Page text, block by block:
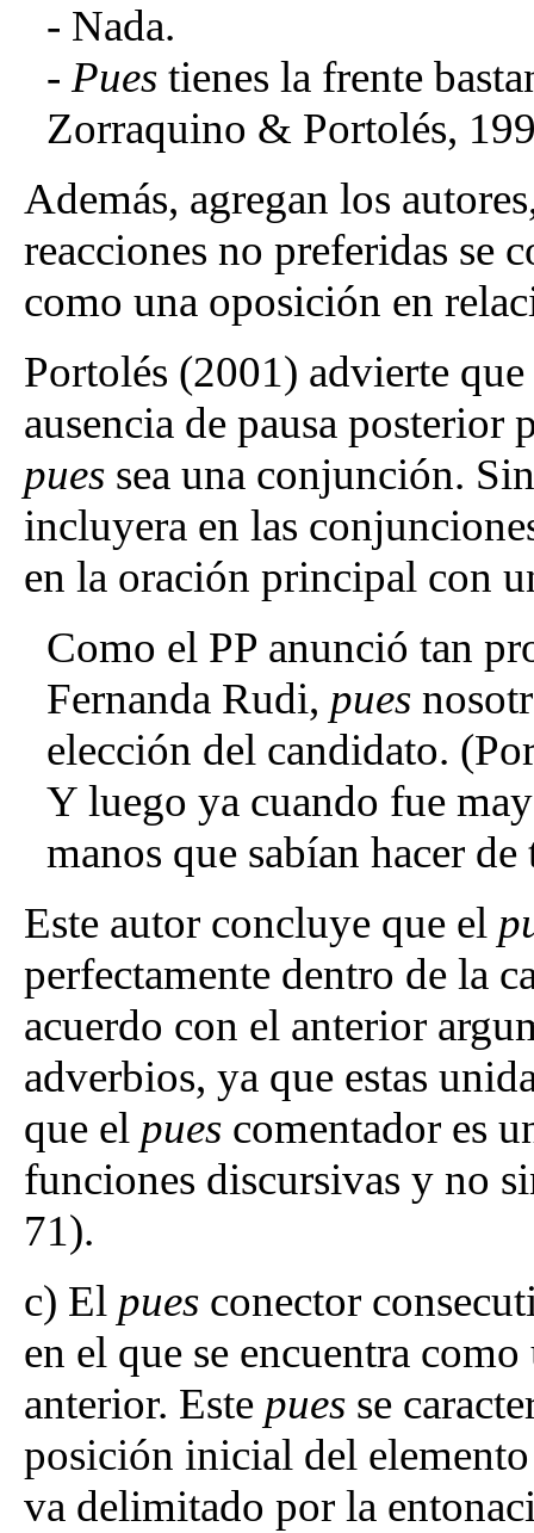
- Nada.
- Pues tienes la frente
Zorraquino & Portolés,
Además, agregan los
reacciones no preferidas se
como una oposición en
Portolés (2001) advierte
ausencia de pausa posterior
pues sea una conjunción.
incluyera en las
en la oración principal con
Como el PP anunció tan
Fernanda Rudi, pues
elección del candidato.
Y luego ya cuando fue
manos que sabían hacer
Este autor concluye que el
perfectamente dentro de la
acuerdo con el anterior
adverbios, ya que estas
que el pues comentador es
funciones discursivas y no
71).
c) El pues conector
en el que se encuentra
anterior. Este pues se
posición inicial del
va delimitado por la